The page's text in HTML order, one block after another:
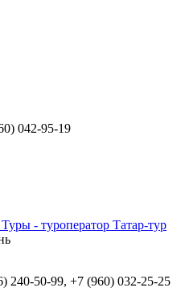
042-95-19
- туроператор Татар-тур
240-50-99, +7 (960) 032-25-25